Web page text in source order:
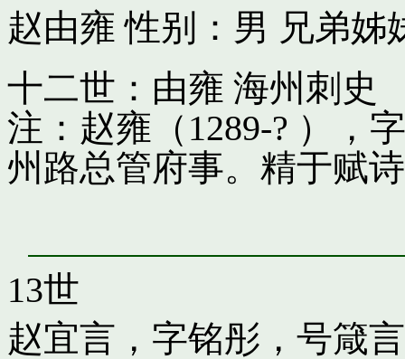
赵由雍 性别：男 兄弟姊
十二世：由雍 海州刺史
注：赵雍（1289-? ），
州路总管府事。精于赋
13世
赵宜言，字铭彤，号箴言